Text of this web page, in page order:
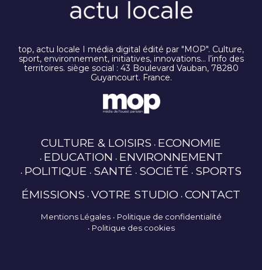
top, actu locale I média digital édité par "MOP". Culture,
sport, environnement, initiatives, innovations… l’info des
territoires. siège social : 43 Boulevard Vauban, 78280
Guyancourt. France.
CULTURE & LOISIRS ECONOMIE
EDUCATION ENVIRONNEMENT
POLITIQUE SANTÉ SOCIÉTÉ SPORTS
ÉMISSIONS VOTRE STUDIO CONTACT
Mentions Légales
Politique de confidentialité
Politique des cookies